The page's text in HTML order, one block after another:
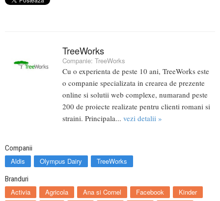
TreeWorks
Companie: TreeWorks
Cu o experienta de peste 10 ani, TreeWorks este
o companie specializata in crearea de prezente
online si solutii web complexe, numarand peste
200 de proiecte realizate pentru clienti romani si
straini. Principala... vezi detalii »
Companii
Aldis Olympus Dairy TreeWorks
Branduri
Activia Agricola Ana si Cornel Facebook
Kinder